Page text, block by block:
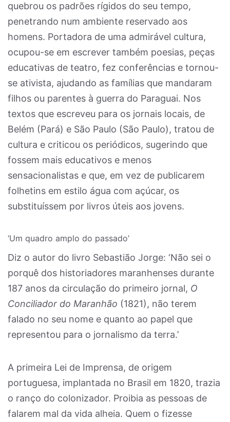
quebrou os padrões rígidos do seu tempo,
penetrando num ambiente reservado aos
homens. Portadora de uma admirável cultura,
ocupou-se em escrever também poesias, peças
educativas de teatro, fez conferências e tornou-
se ativista, ajudando as famílias que mandaram
filhos ou parentes à guerra do Paraguai. Nos
textos que escreveu para os jornais locais, de
Belém (Pará) e São Paulo (São Paulo), tratou de
cultura e criticou os periódicos, sugerindo que
fossem mais educativos e menos
sensacionalistas e que, em vez de publicarem
folhetins em estilo água com açúcar, os
substituíssem por livros úteis aos jovens.
‘Um quadro amplo do passado’
Diz o autor do livro Sebastião Jorge: ‘Não sei o
porquê dos historiadores maranhenses durante
187 anos da circulação do primeiro jornal, O
Conciliador do Maranhão (1821), não terem
falado no seu nome e quanto ao papel que
representou para o jornalismo da terra.’
A primeira Lei de Imprensa, de origem
portuguesa, implantada no Brasil em 1820, trazia
o ranço do colonizador. Proibia as pessoas de
falarem mal da vida alheia. Quem o fizesse